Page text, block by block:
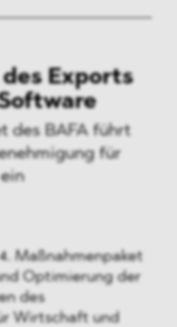
Exports
des BAFA führt
für
Maßnahmenpaket
Optimierung der
des
Wirtschaft und